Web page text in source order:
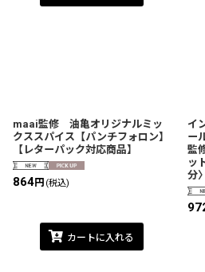
maai監修 油亀オリジナルミッ
クススパイス【パンチフォロン】
【レターパック対応商品】
864円 (税込)
カートに入れる
イ
ー
監
ッ
分〉